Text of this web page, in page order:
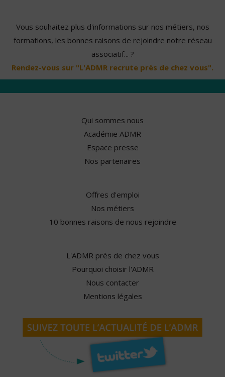
Vous souhaitez plus d'informations sur nos métiers, nos
formations, les bonnes raisons de rejoindre notre réseau
associatif... ?
Rendez-vous sur "L'ADMR recrute près de chez vous".
Qui sommes nous
Académie ADMR
Espace presse
Nos partenaires
Offres d'emploi
Nos métiers
10 bonnes raisons de nous rejoindre
L'ADMR près de chez vous
Pourquoi choisir l'ADMR
Nous contacter
Mentions légales